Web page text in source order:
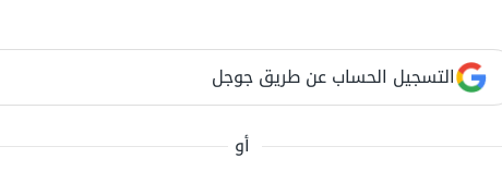
التسجيل الحساب عن طريق جوجل
أو